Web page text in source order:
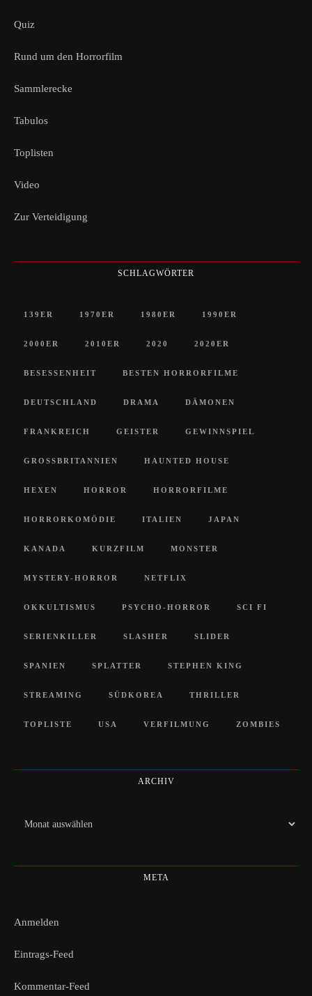
Quiz
Rund um den Horrorfilm
Sammlerecke
Tabulos
Toplisten
Video
Zur Verteidigung
SCHLAGWÖRTER
139ER 1970ER 1980ER 1990ER
2000ER 2010ER 2020 2020ER
BESESSENHEIT BESTEN HORRORFILME
DEUTSCHLAND DRAMA DÄMONEN
FRANKREICH GEISTER GEWINNSPIEL
GROSSBRITANNIEN HAUNTED HOUSE
HEXEN HORROR HORRORFILME
HORRORKOMÖDIE ITALIEN JAPAN
KANADA KURZFILM MONSTER
MYSTERY-HORROR NETFLIX
OKKULTISMUS PSYCHO-HORROR SCI FI
SERIENKILLER SLASHER SLIDER
SPANIEN SPLATTER STEPHEN KING
STREAMING SÜDKOREA THRILLER
TOPLISTE USA VERFILMUNG ZOMBIES
ARCHIV
Archiv
META
Anmelden
Eintrags-Feed
Kommentar-Feed